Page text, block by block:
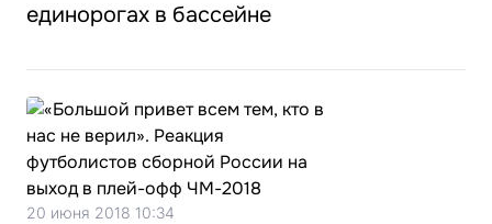
единорогах в бассейне
20 июня 2018 10:34